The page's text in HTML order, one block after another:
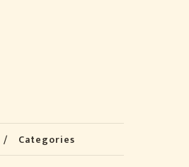
Categories